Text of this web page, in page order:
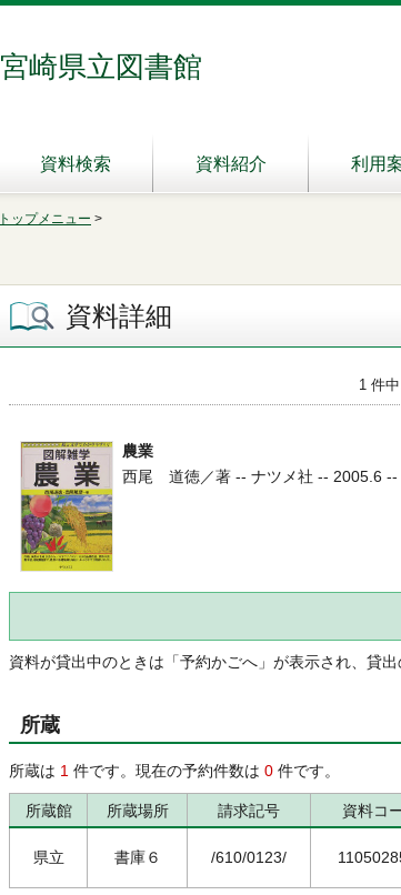
宮崎県立図書館
資料検索 資料紹介 利用
トップメニュー >
資料詳細
1 件
農業
西尾 道徳／著 -- ナツメ社 -- 2005.6 --
資料が貸出中のときは「予約かごへ」が表示され、貸出
所蔵
所蔵は 1 件です。現在の予約件数は 0 件です。
所蔵館 所蔵場所 請求記号 資料コ
県立 書庫６ /610/0123/